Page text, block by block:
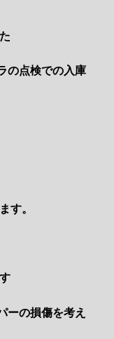
の点検での入庫
す。
ーの損傷を考え